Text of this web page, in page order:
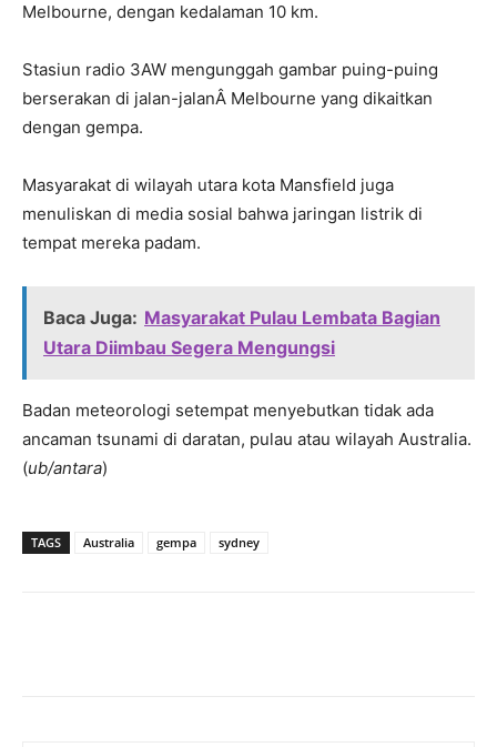
Melbourne, dengan kedalaman 10 km.
Stasiun radio 3AW mengunggah gambar puing-puing
berserakan di jalan-jalanÂ Melbourne yang dikaitkan
dengan gempa.
Masyarakat di wilayah utara kota Mansfield juga
menuliskan di media sosial bahwa jaringan listrik di
tempat mereka padam.
Baca Juga: Masyarakat Pulau Lembata Bagian
Utara Diimbau Segera Mengungsi
Badan meteorologi setempat menyebutkan tidak ada
ancaman tsunami di daratan, pulau atau wilayah Australia.
(ub/antara)
TAGS Australia gempa sydney